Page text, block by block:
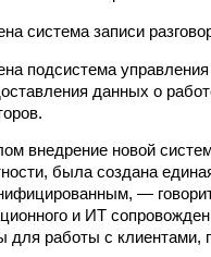
система записи
подсистема
данных о
внедрение новой
была создана
—
и ИТ
для работы с клиентами,